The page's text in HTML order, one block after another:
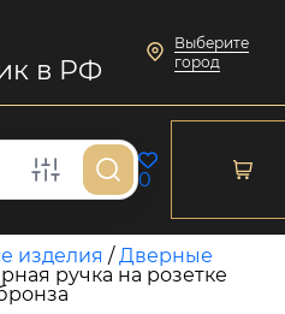
в РФ
Выберите
город
0
изделия /Дверные
ручка на розетке